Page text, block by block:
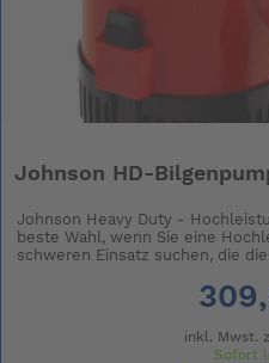
Johnson HD-
Johnson Heavy Duty -
beste Wahl, wenn Sie eine
schweren Einsatz suchen, die
inkl. Mwst.
Sofort